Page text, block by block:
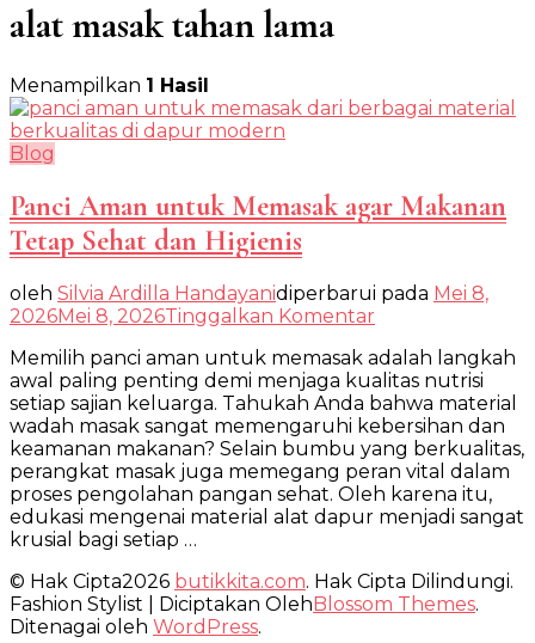
alat masak tahan lama
Menampilkan 1 Hasil
Blog
Panci Aman untuk Memasak agar Makanan
Tetap Sehat dan Higienis
oleh Silvia Ardilla Handayanidiperbarui pada Mei 8,
2026Mei 8, 2026Tinggalkan Komentar
Aman
untuk
Memasak
agar
Makanan
Tetap
Sehat
dan
Memilih panci aman untuk memasak adalah langkah
awal paling penting demi menjaga kualitas nutrisi
setiap sajian keluarga. Tahukah Anda bahwa material
wadah masak sangat memengaruhi kebersihan dan
keamanan makanan? Selain bumbu yang berkualitas,
perangkat masak juga memegang peran vital dalam
proses pengolahan pangan sehat. Oleh karena itu,
edukasi mengenai material alat dapur menjadi sangat
krusial bagi setiap …
© Hak Cipta2026 butikkita.com. Hak Cipta Dilindungi.
Fashion Stylist | Diciptakan OlehBlossom Themes.
Ditenagai oleh WordPress.